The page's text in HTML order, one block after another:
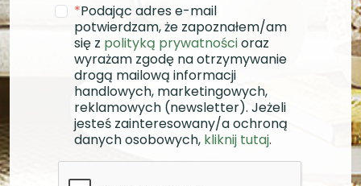
*Podając adres e-mail
potwierdzam, że zapoznałem/am
się z polityką prywatnościoraz
wyrażam zgodę na otrzymywanie
drogą mailową informacji
handlowych, marketingowych,
reklamowych (newsletter). Jeżeli
jesteś zainteresowany/a ochroną
danych osobowych, kliknij tutaj.